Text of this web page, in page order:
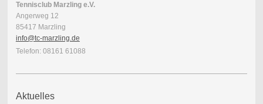
Tennisclub Marzling e.V.
Angerweg 12
85417 Marzling
info@tc-marzling.de
Telefon: 08161 61088
Aktuelles